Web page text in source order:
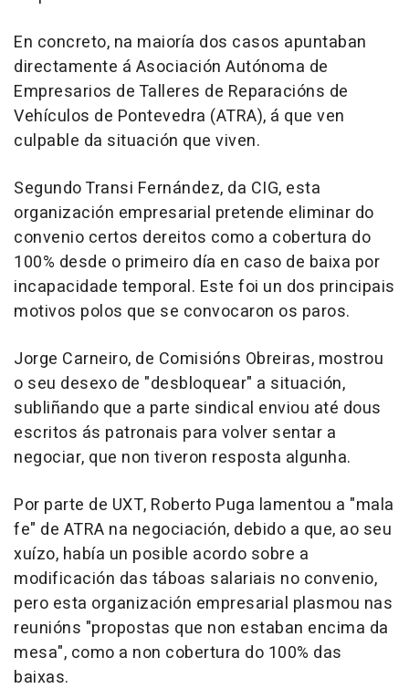
En concreto, na maioría dos casos apuntaban
directamente á Asociación Autónoma de
Empresarios de Talleres de Reparacións de
Vehículos de Pontevedra (ATRA), á que ven
culpable da situación que viven.
Segundo Transi Fernández, da CIG, esta
organización empresarial pretende eliminar do
convenio certos dereitos como a cobertura do
100% desde o primeiro día en caso de baixa por
incapacidade temporal. Este foi un dos principais
motivos polos que se convocaron os paros.
Jorge Carneiro, de Comisións Obreiras, mostrou
o seu desexo de "desbloquear" a situación,
subliñando que a parte sindical enviou até dous
escritos ás patronais para volver sentar a
negociar, que non tiveron resposta algunha.
Por parte de UXT, Roberto Puga lamentou a "mala
fe" de ATRA na negociación, debido a que, ao seu
xuízo, había un posible acordo sobre a
modificación das táboas salariais no convenio,
pero esta organización empresarial plasmou nas
reunións "propostas que non estaban encima da
mesa", como a non cobertura do 100% das
baixas.